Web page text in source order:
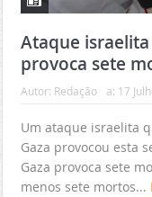
Ataque
provoca sete
Autor: Redação a: 17
Um ataque israelita
Gaza provocou esta
Gaza provoca sete
menos sete mortos...